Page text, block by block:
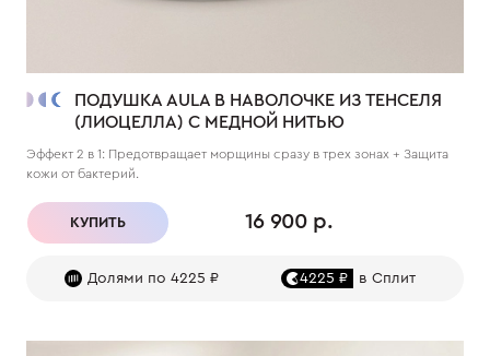
ПОДУШКА AULA В НАВОЛОЧКЕ ИЗ ТЕНСЕЛЯ
(ЛИОЦЕЛЛА) С МЕДНОЙ НИТЬЮ
Эффект 2 в 1: Предотвращает морщины сразу в трех зонах + Защита
кожи от бактерий.
КУПИТЬ 16 900 р.
Долями по 4225 ₽ 4225 ₽ в Сплит